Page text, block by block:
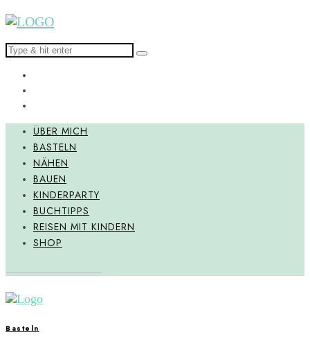
ÜBER MICH
BASTELN
NÄHEN
BAUEN
KINDERPARTY
BUCHTIPPS
REISEN MIT KINDERN
SHOP
Basteln